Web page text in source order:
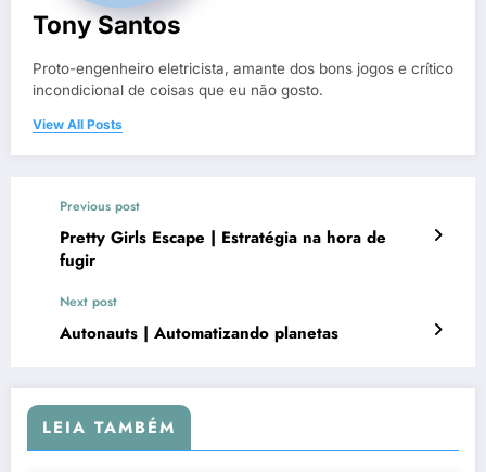
Tony Santos
Proto-engenheiro eletricista, amante dos bons jogos e crítico
incondicional de coisas que eu não gosto.
View All Posts
Previous post
Pretty Girls Escape | Estratégia na hora de
fugir
Next post
Autonauts | Automatizando planetas
LEIA TAMBÉM